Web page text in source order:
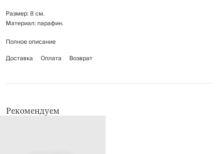
Размер: 8 см.
Материал: парафин.
Не зажигать вблизи легковоспламеняющихся поверхностей. Хранить в
Полное описание
Доставка
Оплата Возврат
Рекомендуем